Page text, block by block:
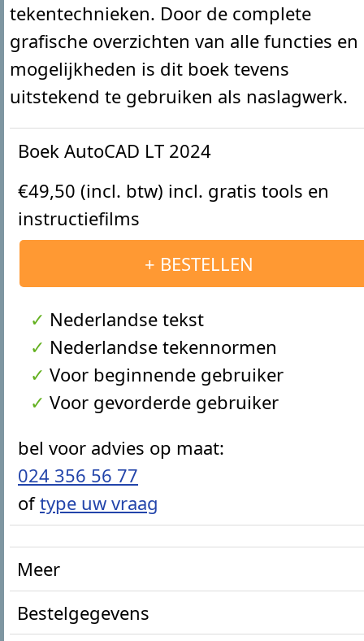
tekentechnieken. Door de complete
grafische overzichten van alle functies en
mogelijkheden is dit boek tevens
uitstekend te gebruiken als naslagwerk.
Boek AutoCAD LT 2024
€49,50 (incl. btw) incl. gratis tools en
instructiefilms
+ BESTELLEN
Nederlandse tekst
Nederlandse tekennormen
Voor beginnende gebruiker
Voor gevorderde gebruiker
bel voor advies op maat:
024 356 56 77
oftype uw vraag
Meer
Alle onderwerpen zijn terug te vinden in
deze uitgave of het nu gaat om het
Bestelgegevens